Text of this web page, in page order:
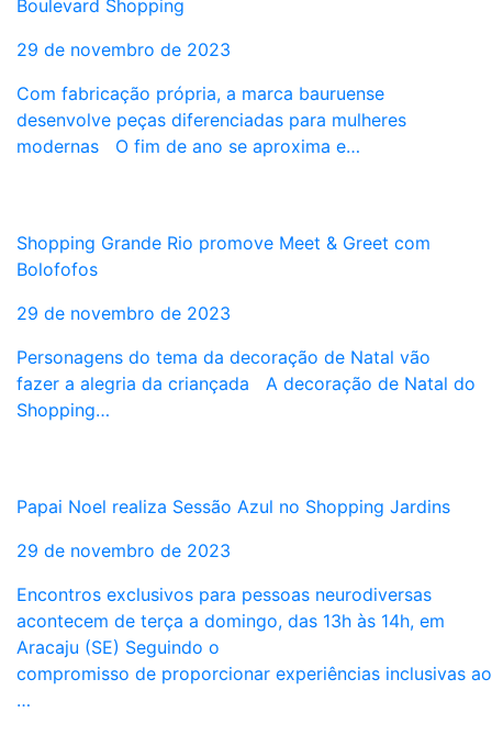
Boulevard Shopping
29 de novembro de 2023
Com fabricação própria, a marca bauruense
desenvolve peças diferenciadas para mulheres
modernas O fim de ano se aproxima e…
Shopping Grande Rio promove Meet & Greet com
Bolofofos
29 de novembro de 2023
Personagens do tema da decoração de Natal vão
fazer a alegria da criançada A decoração de Natal do
Shopping…
Papai Noel realiza Sessão Azul no Shopping Jardins
29 de novembro de 2023
Encontros exclusivos para pessoas neurodiversas
acontecem de terça a domingo, das 13h às 14h, em
Aracaju (SE) Seguindo o
compromisso de proporcionar experiências inclusivas
…